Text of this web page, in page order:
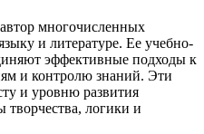
многочисленных
и литературе. Ее учебно-
эффективные подходы к
и контролю знаний. Эти
и уровню развития
логики и